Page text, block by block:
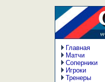
Главная
Матчи
Соперники
Игроки
Тренеры